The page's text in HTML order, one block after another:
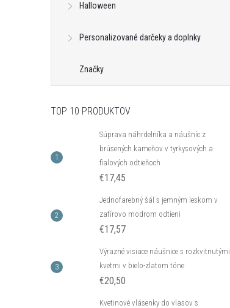
Halloween
Personalizované darčeky a doplnky
Značky
TOP 10 PRODUKTOV
Súprava náhrdelníka a náušníc z
brúsených kameňov v tyrkysových a
fialových odtieňoch
€17,45
Jednofarebný šál s jemným leskom v
zafírovo modrom odtieni
€17,57
Výrazné visiace náušnice s rozkvitnutými
kvetmi v bielo-zlatom tóne
€20,50
Kvetinové vlásenky do vlasov s